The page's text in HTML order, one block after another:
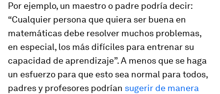
Por ejemplo, un maestro o padre podría decir:
“Cualquier persona que quiera ser buena en
matemáticas debe resolver muchos problemas,
en especial, los más difíciles para entrenar su
capacidad de aprendizaje”. A menos que se haga
un esfuerzo para que esto sea normal para todos,
padres y profesores podrían sugerir de manera